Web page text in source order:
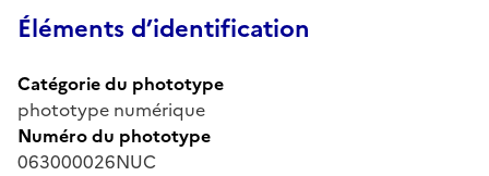
Éléments d’identification
Catégorie du phototype
phototype numérique
Numéro du phototype
063000026NUC